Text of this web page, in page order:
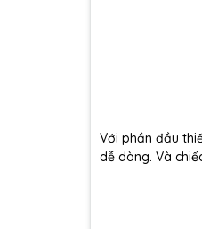
Với phần đầu
dễ dàng. Và